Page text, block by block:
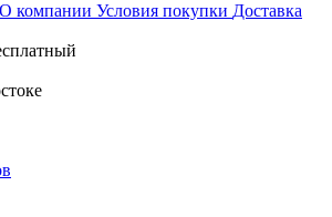
О компании Условия покупки Доставка